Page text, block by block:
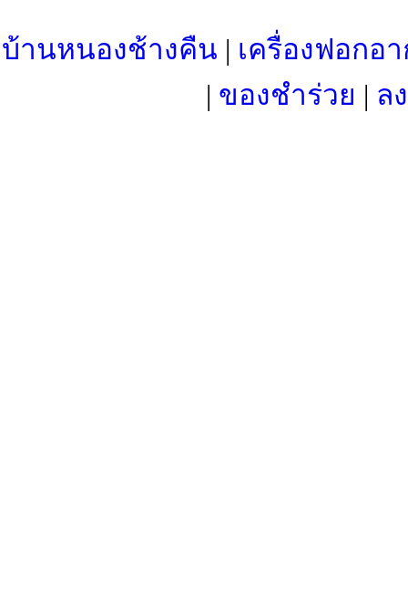
บ้านหนองช้างคืน | เครื่องฟอกอ
| ของชำร่วย | ล